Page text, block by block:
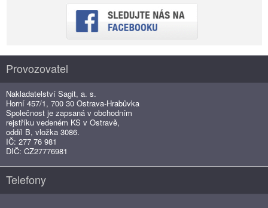
Provozovatel
Nakladatelství Sagit, a. s.
Horní 457/1, 700 30 Ostrava-Hrabůvka
Společnost je zapsaná v obchodním
rejstříku vedeném KS v Ostravě,
oddíl B, vložka 3086.
IČ: 277 76 981
DIČ: CZ27776981
Telefony